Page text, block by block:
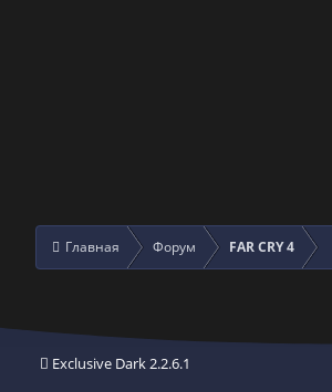
Главная Форум FAR CRY 4
Exclusive Dark 2.2.6.1